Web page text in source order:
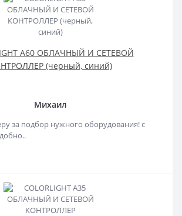
A60 ОБЛАЧНЫЙ И СЕТЕВОЙ
(черный, синий)
Михаил
за подбор нужного оборудования! с